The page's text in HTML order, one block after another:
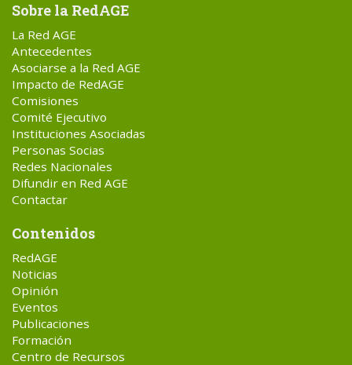
Sobre la RedAGE
La Red AGE
Antecedentes
Asociarse a la Red AGE
Impacto de RedAGE
Comisiones
Comité Ejecutivo
Instituciones Asociadas
Personas Socias
Redes Nacionales
Difundir en Red AGE
Contactar
Contenidos
RedAGE
Noticias
Opinión
Eventos
Publicaciones
Formación
Centro de Recursos